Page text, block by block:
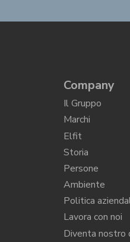
Company
Il Gruppo
Marchi
Elfit
Storia
Persone
Ambiente
Politica
Lavora con noi
Diventa nostro